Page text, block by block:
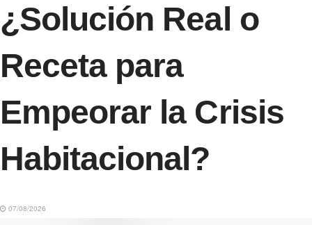
¿Solución Real o
Receta para
Empeorar la Crisis
Habitacional?
07/08/2026